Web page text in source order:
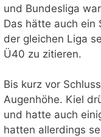
und Bundesliga
Das hätte auch ein
der gleichen Liga
Ü40 zu zitieren.
Bis kurz vor
Augenhöhe. Kiel
und hatte auch
hatten allerdings